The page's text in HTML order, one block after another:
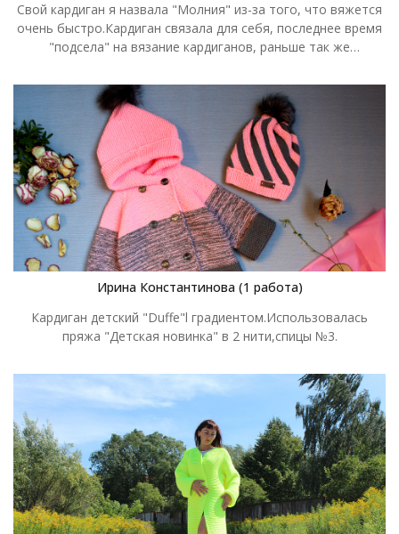
Свой кардиган я назвала "Молния" из-за того, что вяжется
очень быстро.Кардиган связала для себя, последнее время
"подсела" на вязание кардиганов, раньше так же
нового, спасибо за конкурс, он как раз сподвиг на смену
любимых моделей
Ирина Константинова (1 работа)
Кардиган детский "Duffe"l градиентом.Использовалась
пряжа "Детская новинка" в 2 нити,спицы №3.